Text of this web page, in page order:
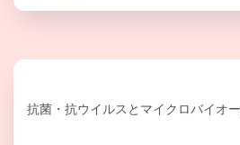
抗菌・抗ウイルスとマイクロバイオ